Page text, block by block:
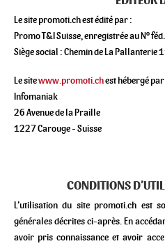
Le site promoti.ch est édité par :
Promo T&I Suisse, enregistrée au N°
Siège social : Chemin de La Pallanterie
Le sitewww.promoti.chest hébergé par
Infomaniak
26 Avenue de la Praille
1227 Carouge - Suisse
CONDITIONS
L’utilisation du site promoti.ch est
générales décrites ci-après. En
avoir pris connaissance et avoir